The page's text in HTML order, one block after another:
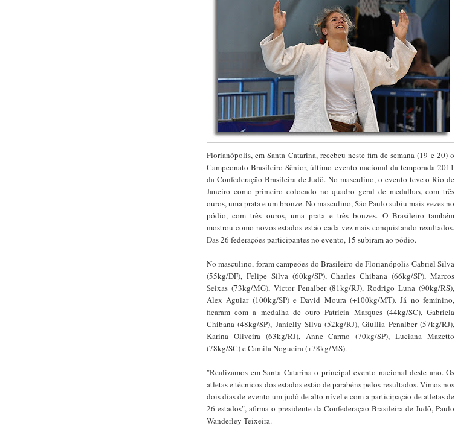
Florianópolis, em Santa Catarina, recebeu neste fim de semana (19 e 20) o
Campeonato Brasileiro Sênior, último evento nacional da temporada 2011
da Confederação Brasileira de Judô. No masculino, o evento teve o Rio de
Janeiro como primeiro colocado no quadro geral de medalhas, com três
ouros, uma prata e um bronze. No masculino, São Paulo subiu mais vezes no
pódio, com três ouros, uma prata e três bonzes. O Brasileiro também
mostrou como novos estados estão cada vez mais conquistando resultados.
Das 26 federações participantes no evento, 15 subiram ao pódio.
No masculino, foram campeões do Brasileiro de Florianópolis Gabriel Silva
(55kg/DF), Felipe Silva (60kg/SP), Charles Chibana (66kg/SP), Marcos
Seixas (73kg/MG), Victor Penalber (81kg/RJ), Rodrigo Luna (90kg/RS),
Alex Aguiar (100kg/SP) e David Moura (+100kg/MT). Já no feminino,
ficaram com a medalha de ouro Patrícia Marques (44kg/SC), Gabriela
Chibana (48kg/SP), Janielly Silva (52kg/RJ), Giullia Penalber (57kg/RJ),
Karina Oliveira (63kg/RJ), Anne Carmo (70kg/SP), Luciana Mazetto
(78kg/SC) e Camila Nogueira (+78kg/MS).
"Realizamos em Santa Catarina o principal evento nacional deste ano. Os
atletas e técnicos dos estados estão de parabéns pelos resultados. Vimos nos
dois dias de evento um judô de alto nível e com a participação de atletas de
26 estados", afirma o presidente da Confederação Brasileira de Judô, Paulo
Wanderley Teixeira.